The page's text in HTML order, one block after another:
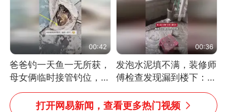
00:42
爸爸钓一天鱼一无所获，
母女俩临时接管钓位，用
玩具鱼竿钓上大鱼
00:36
发泡水泥填不满，装修师
傅检查发现漏到楼下：出
风口未延伸到外墙
打开网易新闻，查看更多热门视频